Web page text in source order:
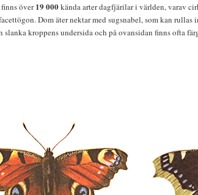
över19 000kända arter dagfjärilar i världen, varav
Dom äter nektar med sugsnabel, som kan rullas
kroppens undersida och på ovansidan finns ofta